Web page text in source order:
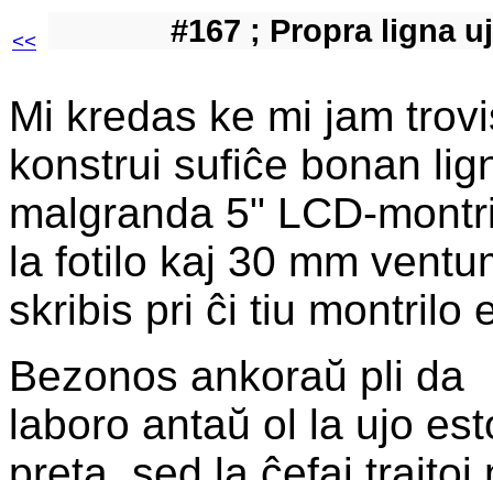
<< #167 ; Propra ligna
Mi kredas ke mi jam
konstrui sufiĉe bonan
malgranda 5" LCD-
la fotilo kaj 30 mm
skribis pri ĉi tiu montrilo
Bezonos ankoraŭ pli da
laboro antaŭ ol la ujo